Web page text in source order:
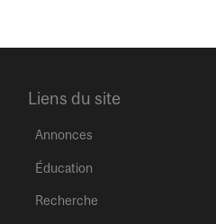
Liens du site
Annonces
Éducation
Recherche